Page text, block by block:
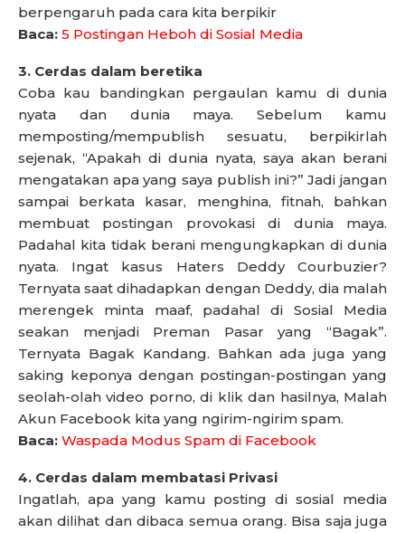
berpengaruh pada cara kita berpikir
Baca: 5 Postingan Heboh di Sosial Media
3. Cerdas dalam beretika
Coba kau bandingkan pergaulan kamu di dunia
nyata dan dunia maya. Sebelum kamu
memposting/mempublish sesuatu, berpikirlah
sejenak, “Apakah di dunia nyata, saya akan berani
mengatakan apa yang saya publish ini?” Jadi jangan
sampai berkata kasar, menghina, fitnah, bahkan
membuat postingan provokasi di dunia maya.
Padahal kita tidak berani mengungkapkan di dunia
nyata. Ingat kasus Haters Deddy Courbuzier?
Ternyata saat dihadapkan dengan Deddy, dia malah
merengek minta maaf, padahal di Sosial Media
seakan menjadi Preman Pasar yang “Bagak”.
Ternyata Bagak Kandang. Bahkan ada juga yang
saking keponya dengan postingan-postingan yang
seolah-olah video porno, di klik dan hasilnya, Malah
Akun Facebook kita yang ngirim-ngirim spam.
Baca: Waspada Modus Spam di Facebook
4. Cerdas dalam membatasi Privasi
Ingatlah, apa yang kamu posting di sosial media
akan dilihat dan dibaca semua orang. Bisa saja juga